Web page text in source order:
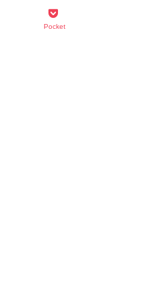
Pocket